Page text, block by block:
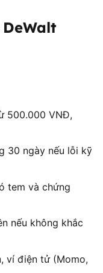
500.000 VNĐ,
30 ngày nếu lỗi kỹ
tem và chứng
nếu không khắc
ví điện tử (Momo,